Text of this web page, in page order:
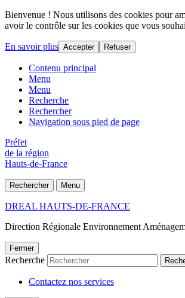
Bienvenue ! Nous utilisons des cookies pour
avoir le contrôle sur les cookies que vous
En savoir plus Accepter Refuser
Contenu principal
Menu
Menu
Recherche
Rechercher
Navigation sous pied de page
Préfet
de la région
Hauts-de-France
Rechercher Menu
DREAL HAUTS-DE-FRANCE
Direction Régionale Environnement
Fermer
Recherche
Contactez nos services